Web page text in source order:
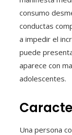
consumo
conductas
a impedir el
puede
aparece con
adolescentes.
Una persona